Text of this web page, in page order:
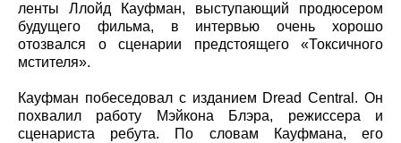
ленты Ллойд Кауфман, выступающий продюсером
будущего фильма, в интервью очень хорошо
отозвался о сценарии предстоящего «Токсичного
мстителя».
Кауфман побеседовал с изданием Dread Central. Он
похвалил работу Мэйкона Блэра, режиссера и
сценариста ребута. По словам Кауфмана, его